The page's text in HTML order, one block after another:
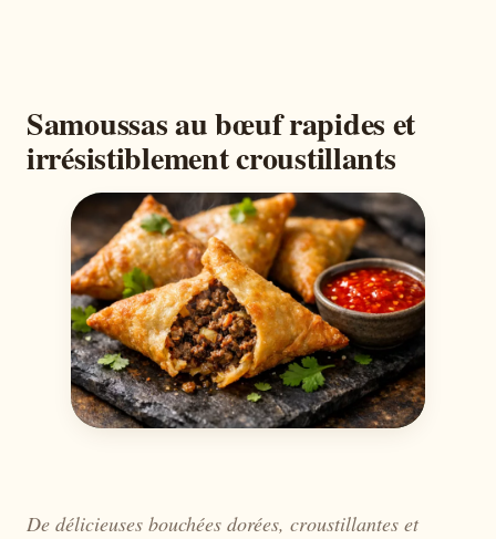
Samoussas au bœuf rapides et
irrésistiblement croustillants
De délicieuses bouchées dorées, croustillantes et